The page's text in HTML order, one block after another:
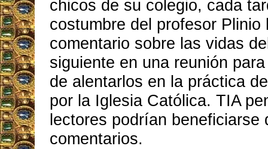
chicos de su colegio, cada
costumbre del profesor Plinio
comentario sobre las vidas
siguiente en una reunión
de alentarlos en la práctica
por la Iglesia Católica. TIA
lectores podrían beneficiarse
comentarios.